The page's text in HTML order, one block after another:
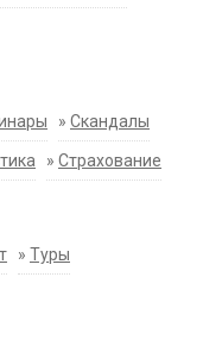
» Скандалы
» Страхование
» Туры